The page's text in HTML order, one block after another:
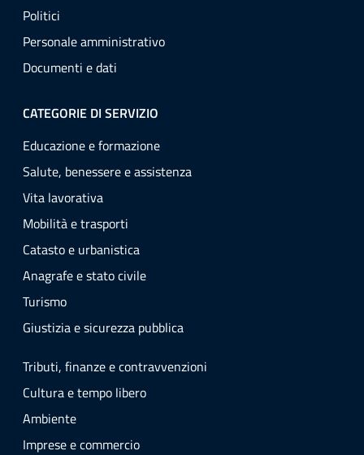
Politici
Personale amministrativo
Documenti e dati
CATEGORIE DI SERVIZIO
Educazione e formazione
Salute, benessere e assistenza
Vita lavorativa
Mobilità e trasporti
Catasto e urbanistica
Anagrafe e stato civile
Turismo
Giustizia e sicurezza pubblica
Tributi, finanze e contravvenzioni
Cultura e tempo libero
Ambiente
Imprese e commercio